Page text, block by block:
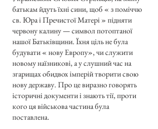
батькам йдуть їхні сини, щоб « з поміччю
св. Юра і Пречистої Матері » підняти
червону калину — символ потоптаної
нашої Батьківщини. Їхня ціль не була
будувати « нову Европу», чи служити
новому наїзникові, а у слушний час на
згарищах обидвох імперій творити свою
нову державу. Про це виразно говорять
історичні документи і знають тії, проти
кого ця військова частина була
поставлена.